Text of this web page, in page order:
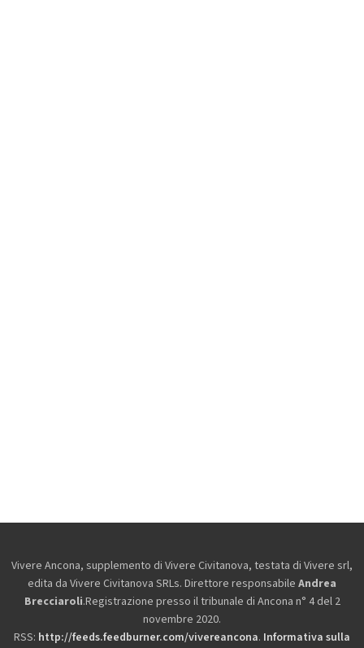
Vivere Ancona, supplemento di Vivere Civitanova, testata di Vivere srl,
edita da Vivere Civitanova SRLs. Direttore responsabile Andrea
Brecciaroli.Registrazione presso il tribunale di Ancona n° 4 del 2
novembre 2020.
RSS: http://feeds.feedburner.com/vivereancona. Informativa sulla